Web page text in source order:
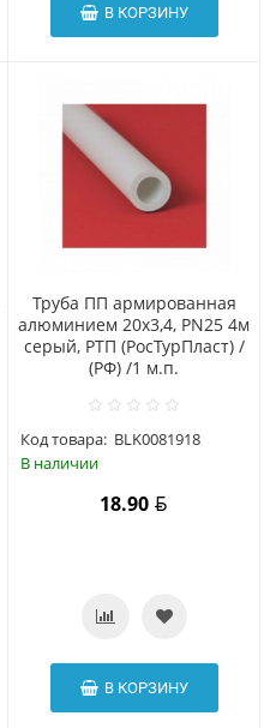
В КОРЗИНУ
Труба ПП армированная
алюминием 20х3,4, PN25 4м
серый, РТП (РосТурПласт) /
(РФ) /1 м.п.
Код товара: BLK0081918
В наличии
18.90
В КОРЗИНУ